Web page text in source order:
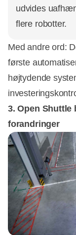
udvides
flere robotter.
Med andre ord:
første
højtydende
3. Open Shuttle
forandringer